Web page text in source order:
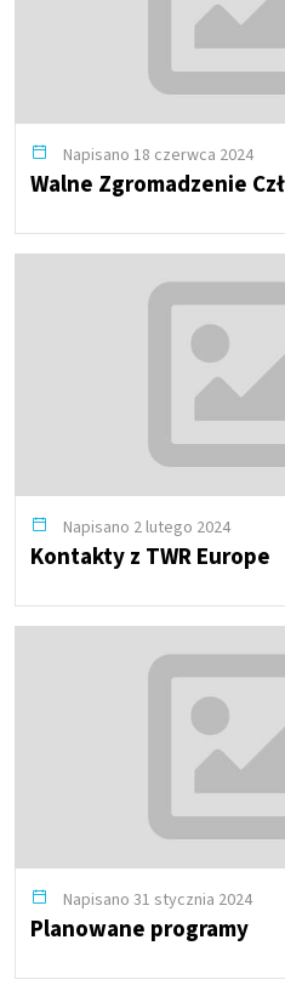
Napisano 18 czerwca 2024
Walne Zgromadzenie
Napisano 2 lutego 2024
Kontakty z TWR Europe
Napisano 31 stycznia 2024
Planowane programy